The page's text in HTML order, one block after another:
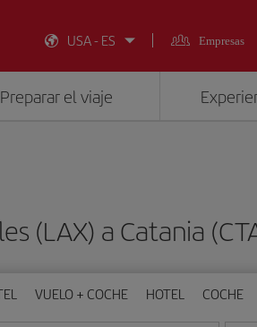
USA - ES
Empresas
Preparar el viaje
(LAX) a Catania
VUELO + COCHE HOTEL COCHE